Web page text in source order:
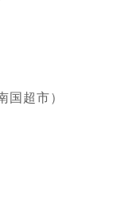
超市）